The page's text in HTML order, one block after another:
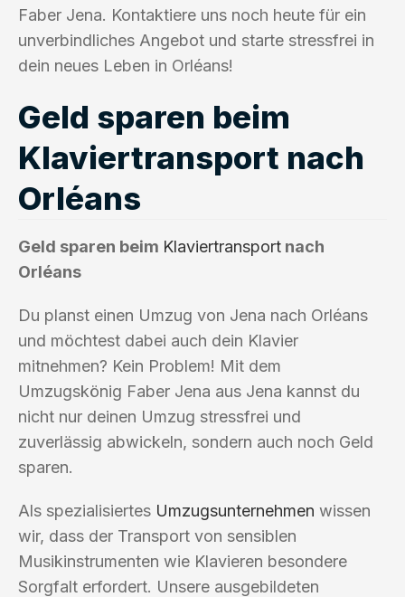
Faber Jena. Kontaktiere uns noch heute für ein
unverbindliches Angebot und starte stressfrei in
dein neues Leben in Orléans!
Geld sparen beim
Klaviertransport nach
Orléans
Geld sparen beim Klaviertransport nach
Orléans
Du planst einen Umzug von Jena nach Orléans
und möchtest dabei auch dein Klavier
mitnehmen? Kein Problem! Mit dem
Umzugskönig Faber Jena aus Jena kannst du
nicht nur deinen Umzug stressfrei und
zuverlässig abwickeln, sondern auch noch Geld
sparen.
Als spezialisiertes Umzugsunternehmen wissen
wir, dass der Transport von sensiblen
Musikinstrumenten wie Klavieren besondere
Sorgfalt erfordert. Unsere ausgebildeten